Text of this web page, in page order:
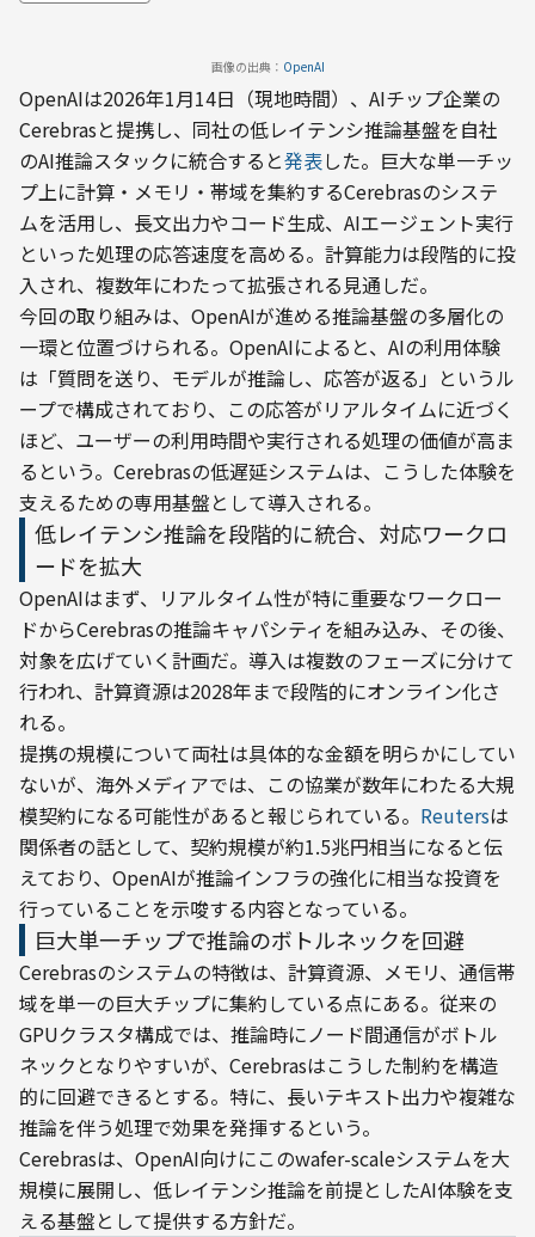
画像の出典： OpenAI
OpenAIは2026年1月14日（現地時間）、AIチップ企業の
Cerebrasと提携し、同社の低レイテンシ推論基盤を自社
のAI推論スタックに統合すると発表した。巨大な単一チッ
プ上に計算・メモリ・帯域を集約するCerebrasのシステ
ムを活用し、長文出力やコード生成、AIエージェント実行
といった処理の応答速度を高める。計算能力は段階的に投
入され、複数年にわたって拡張される見通しだ。
今回の取り組みは、OpenAIが進める推論基盤の多層化の
一環と位置づけられる。OpenAIによると、AIの利用体験
は「質問を送り、モデルが推論し、応答が返る」というル
ープで構成されており、この応答がリアルタイムに近づく
ほど、ユーザーの利用時間や実行される処理の価値が高ま
るという。Cerebrasの低遅延システムは、こうした体験を
支えるための専用基盤として導入される。
低レイテンシ推論を段階的に統合、対応ワークロ
ードを拡大
OpenAIはまず、リアルタイム性が特に重要なワークロー
ドからCerebrasの推論キャパシティを組み込み、その後、
対象を広げていく計画だ。導入は複数のフェーズに分けて
行われ、計算資源は2028年まで段階的にオンライン化さ
れる。
提携の規模について両社は具体的な金額を明らかにしてい
ないが、海外メディアでは、この協業が数年にわたる大規
模契約になる可能性があると報じられている。 Reutersは
関係者の話として、契約規模が約1.5兆円相当になると伝
えており、OpenAIが推論インフラの強化に相当な投資を
行っていることを示唆する内容となっている。
巨大単一チップで推論のボトルネックを回避
Cerebrasのシステムの特徴は、計算資源、メモリ、通信帯
域を単一の巨大チップに集約している点にある。従来の
GPUクラスタ構成では、推論時にノード間通信がボトル
ネックとなりやすいが、Cerebrasはこうした制約を構造
的に回避できるとする。特に、長いテキスト出力や複雑な
推論を伴う処理で効果を発揮するという。
Cerebrasは、OpenAI向けにこのwafer-scaleシステムを大
規模に展開し、低レイテンシ推論を前提としたAI体験を支
える基盤として提供する方針だ。